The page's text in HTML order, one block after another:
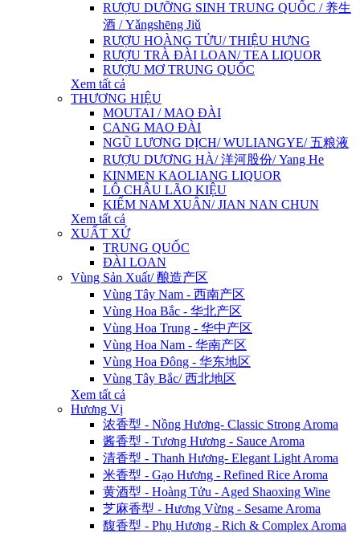
RƯỢU DƯỠNG SINH TRUNG QUỐC / 养生
酒 / Yǎngshēng Jiǔ
RƯỢU HOÀNG TỬU/ THIỆU HƯNG
RƯỢU TRÀ ĐÀI LOAN/ TEA LIQUOR
RƯỢU MƠ TRUNG QUỐC
Xem tất cả
THƯƠNG HIỆU
MOUTAI / MAO ĐÀI
CANG MAO ĐÀI
NGŨ LƯƠNG DỊCH/ WULIANGYE/ 五粮液
RƯỢU DƯƠNG HÀ/ 洋河股份/ Yang He
KINMEN KAOLIANG LIQUOR
LÔ CHÂU LÃO KIỆU
KIẾM NAM XUÂN/ JIAN NAN CHUN
Xem tất cả
XUẤT XỨ
TRUNG QUỐC
ĐÀI LOAN
Vùng Sản Xuất/ 酿造产区
Vùng Tây Nam - 西南产区
Vùng Hoa Bắc - 华北产区
Vùng Hoa Trung - 华中产区
Vùng Hoa Nam - 华南产区
Vùng Hoa Đông - 华东地区
Vùng Tây Bắc/ 西北地区
Xem tất cả
Hương Vị
浓香型 - Nồng Hương- Classic Strong Aroma
酱香型 - Tương Hương - Sauce Aroma
清香型 - Thanh Hương- Elegant Light Aroma
米香型 - Gạo Hương - Refined Rice Aroma
黄酒型 - Hoàng Tửu - Aged Shaoxing Wine
芝麻香型 - Hương Vừng - Sesame Aroma
馥香型 - Phụ Hương - Rich & Complex Aroma